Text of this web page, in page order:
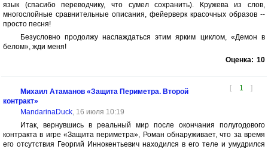
язык (спасибо переводчику, что сумел сохранить). Кружева из слов,
многослойные сравнительные описания, фейерверк красочных образов --
просто песня!
Безусловно продолжу наслаждаться этим ярким циклом, «Демон в
белом», жди меня!
Оценка: 10
[ 1 ]
Михаил Атаманов «Защита Периметра. Второй
контракт»
MandarinaDuck, 16 июля 10:19
Итак, вернувшись в реальный мир после окончания полугодового
контракта в игре «Защита периметра», Роман обнаруживает, что за время
его отсутствия Георгий Иннокентьевич находился в его теле и умудрился